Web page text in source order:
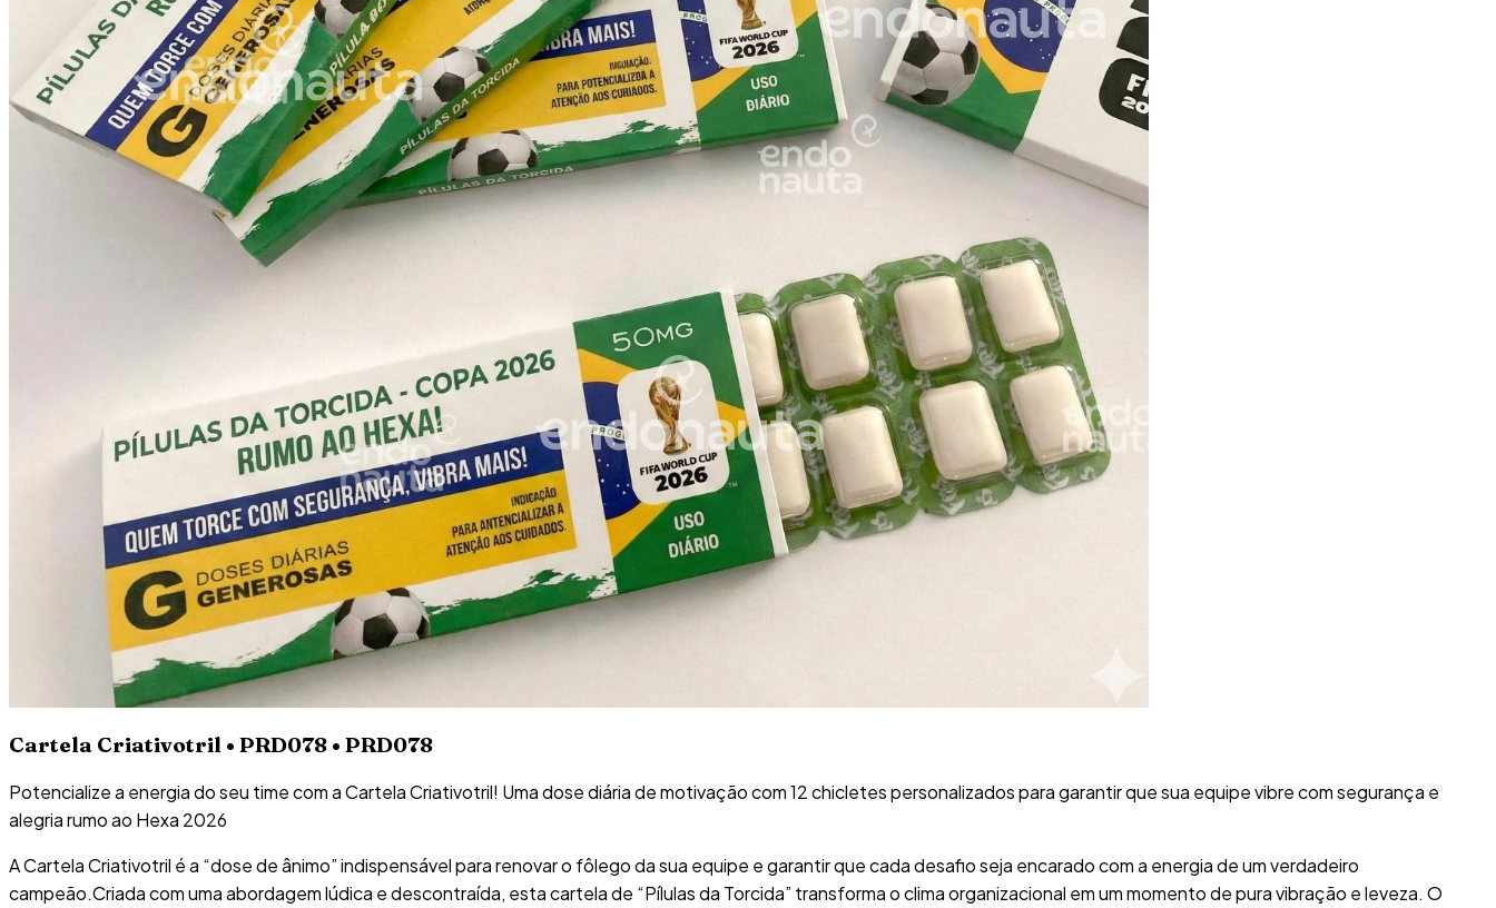
Cartela Criativotril • PRD078 • PRD078
Potencialize a energia do seu time com a Cartela Criativotril! Uma dose diária de motivação com 12 chicletes personalizados para garantir que sua equipe vibre com segurança e
alegria rumo ao Hexa 2026
ACartela Criativotril é a “dose de ânimo” indispensável para renovar o fôlego da sua equipe e garantir que cada desafio seja encarado com a energia de um verdadeiro
campeão.Criada com uma abordagem lúdica e descontraída, esta cartela de “Pílulas da Torcida” transforma o clima organizacional em um momento de pura vibração e leveza. O